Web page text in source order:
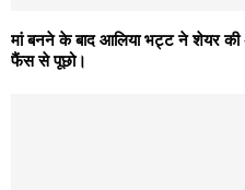
मां बनने के बाद आलिया भट्ट ने शेयर की
फैंस से पूछो।